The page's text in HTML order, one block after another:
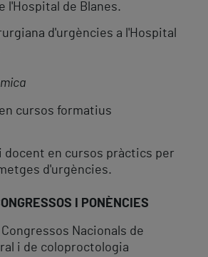
l'Hospital de Blanes.
d'urgències a l'Hospital
cursos formatius
i docent en cursos pràctics per
d'urgències.
I PONÈNCIES
Nacionals de
i de coloproctologia